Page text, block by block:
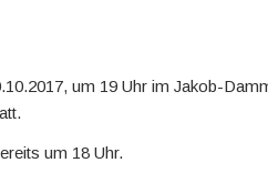
um 19 Uhr im Jakob-
um 18 Uhr.